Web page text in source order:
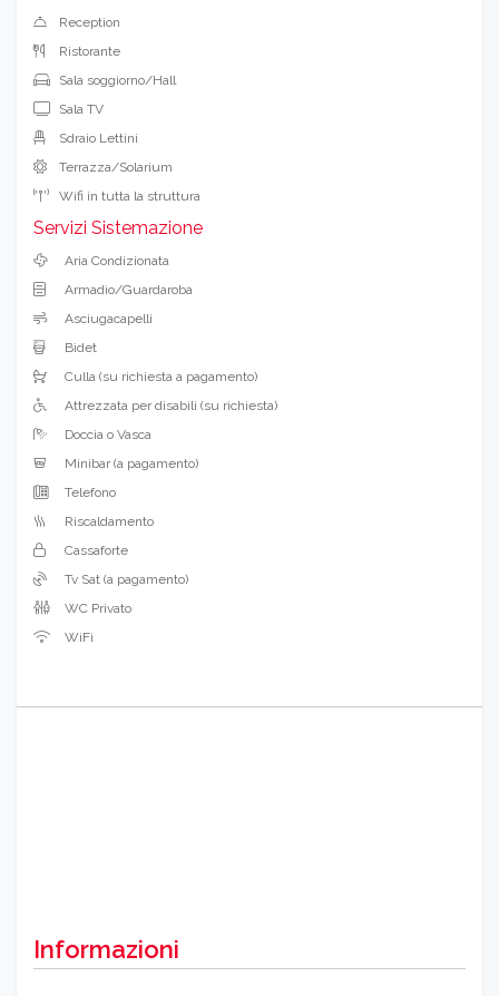
Reception
Ristorante
Sala soggiorno/Hall
Sala TV
Sdraio Lettini
Terrazza/Solarium
Wifi in tutta la struttura
Servizi Sistemazione
Aria Condizionata
Armadio/Guardaroba
Asciugacapelli
Bidet
Culla (su richiesta a pagamento)
Attrezzata per disabili (su richiesta)
Doccia o Vasca
Minibar (a pagamento)
Telefono
Riscaldamento
Cassaforte
Tv Sat (a pagamento)
WC Privato
WiFi
Informazioni